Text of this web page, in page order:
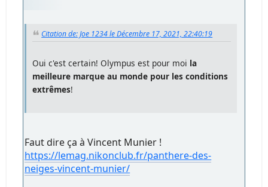
Citation de: Joe 1234 le Décembre 17, 2021, 22:40:19
Oui c'est certain! Olympus est pour moi la
meilleure marque au monde pour les conditions
extrêmes!
Faut dire ça à Vincent Munier !
https://lemag.nikonclub.fr/panthere-des-
neiges-vincent-munier/